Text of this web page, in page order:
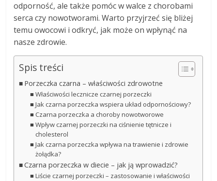
odporność, ale także pomóc w walce z chorobami
serca czy nowotworami. Warto przyjrzeć się bliżej
temu owocowi i odkryć, jak może on wpłynąć na
nasze zdrowie.
Spis treści
Porzeczka czarna – właściwości zdrowotne
Właściwości lecznicze czarnej porzeczki
Jak czarna porzeczka wspiera układ odpornościowy?
Czarna porzeczka a choroby nowotworowe
Wpływ czarnej porzeczki na ciśnienie tętnicze i
cholesterol
Jak czarna porzeczka wpływa na trawienie i zdrowie
żołądka?
Czarna porzeczka w diecie – jak ją wprowadzić?
Liście czarnej porzeczki – zastosowanie i właściwości